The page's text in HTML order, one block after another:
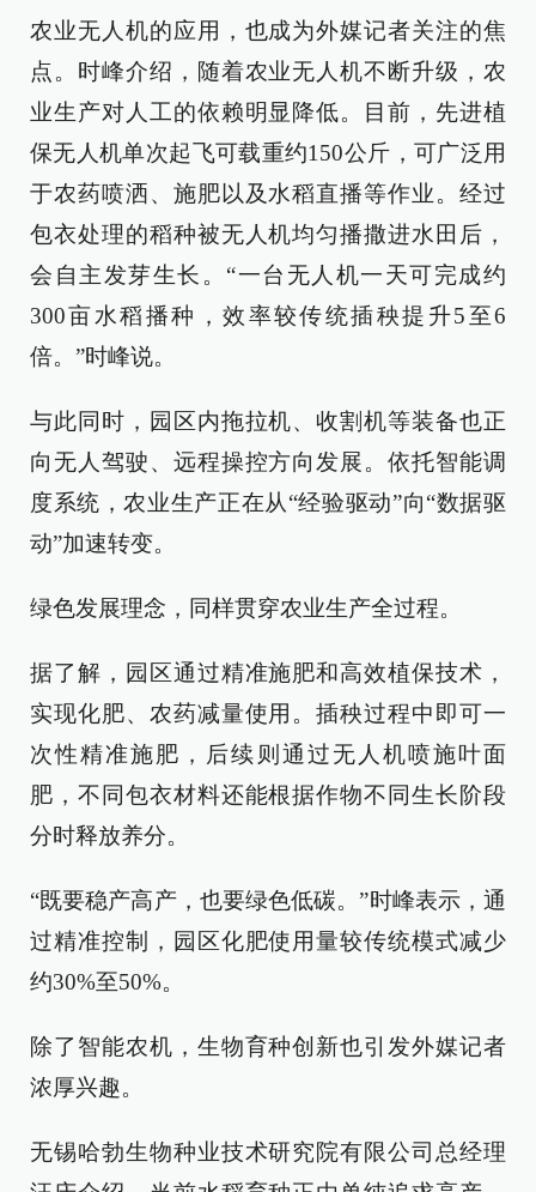
农业无人机的应用，也成为外媒记者关注的焦
点。时峰介绍，随着农业无人机不断升级，农
业生产对人工的依赖明显降低。目前，先进植
保无人机单次起飞可载重约150公斤，可广泛用
于农药喷洒、施肥以及水稻直播等作业。经过
包衣处理的稻种被无人机均匀播撒进水田后，
会自主发芽生长。“一台无人机一天可完成约
300亩水稻播种，效率较传统插秧提升5至6
倍。”时峰说。
与此同时，园区内拖拉机、收割机等装备也正
向无人驾驶、远程操控方向发展。依托智能调
度系统，农业生产正在从“经验驱动”向“数据驱
动”加速转变。
绿色发展理念，同样贯穿农业生产全过程。
据了解，园区通过精准施肥和高效植保技术，
实现化肥、农药减量使用。插秧过程中即可一
次性精准施肥，后续则通过无人机喷施叶面
肥，不同包衣材料还能根据作物不同生长阶段
分时释放养分。
“既要稳产高产，也要绿色低碳。”时峰表示，通
过精准控制，园区化肥使用量较传统模式减少
约30%至50%。
除了智能农机，生物育种创新也引发外媒记者
浓厚兴趣。
无锡哈勃生物种业技术研究院有限公司总经理